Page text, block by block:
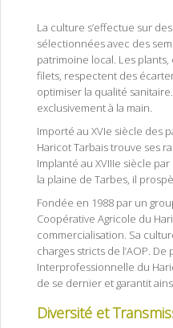
La culture s’effectue sur
sélectionnées avec des
patrimoine local. Les
filets, respectent des
optimiser la qualité
exclusivement à la main.
Importé au XVIe siècle des
Haricot Tarbais trouve ses
Implanté au XVIIIe siècle
la plaine de Tarbes, il
Fondée en 1988 par un
Coopérative Agricole du
commercialisation. Sa
charges stricts de l’AOP. De
Interprofessionnelle du
de se dernier et garantit
Diversité et